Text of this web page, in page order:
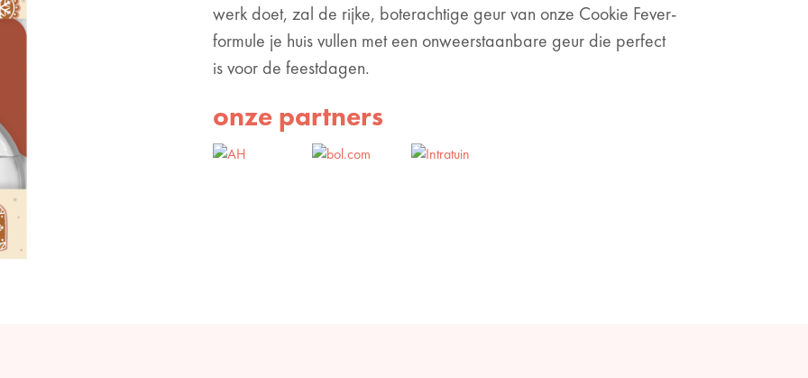
werk doet, zal de rijke, boterachtige geur van onze Cookie Fever-
formule je huis vullen met een onweerstaanbare geur die perfect
is voor de feestdagen.
onze partners